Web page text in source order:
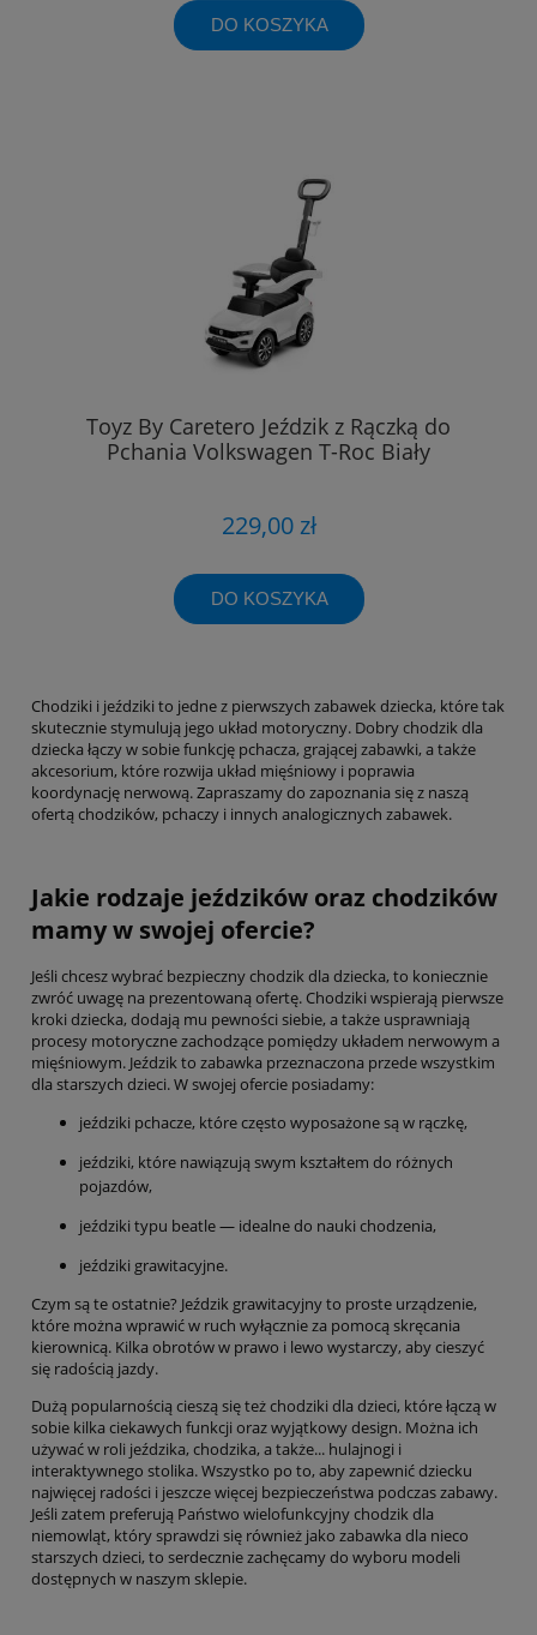
DO KOSZYKA
Toyz By Caretero Jeździk z Rączką do
Pchania Volkswagen T-Roc Biały
229,00 zł
DO KOSZYKA
Chodziki i jeździki to jedne z pierwszych zabawek dziecka, które tak
skutecznie stymulują jego układ motoryczny. Dobry chodzik dla
dziecka łączy w sobie funkcję pchacza, grającej zabawki, a także
akcesorium, które rozwija układ mięśniowy i poprawia
koordynację nerwową. Zapraszamy do zapoznania się z naszą
ofertą chodzików, pchaczy i innych analogicznych zabawek.
Jakie rodzaje jeździków oraz chodzików
mamy w swojej ofercie?
Jeśli chcesz wybrać bezpieczny chodzik dla dziecka, to koniecznie
zwróć uwagę na prezentowaną ofertę. Chodziki wspierają pierwsze
kroki dziecka, dodają mu pewności siebie, a także usprawniają
procesy motoryczne zachodzące pomiędzy układem nerwowym a
mięśniowym. Jeździk to zabawka przeznaczona przede wszystkim
dla starszych dzieci. W swojej ofercie posiadamy:
jeździki pchacze, które często wyposażone są w rączkę,
jeździki, które nawiązują swym kształtem do różnych
pojazdów,
jeździki typu beatle — idealne do nauki chodzenia,
jeździki grawitacyjne.
Czym są te ostatnie? Jeździk grawitacyjny to proste urządzenie,
które można wprawić w ruch wyłącznie za pomocą skręcania
kierownicą. Kilka obrotów w prawo i lewo wystarczy, aby cieszyć
się radością jazdy.
Dużą popularnością cieszą się też chodziki dla dzieci, które łączą w
sobie kilka ciekawych funkcji oraz wyjątkowy design. Można ich
używać w roli jeździka, chodzika, a także... hulajnogi i
interaktywnego stolika. Wszystko po to, aby zapewnić dziecku
najwięcej radości i jeszcze więcej bezpieczeństwa podczas zabawy.
Jeśli zatem preferują Państwo wielofunkcyjny chodzik dla
niemowląt, który sprawdzi się również jako zabawka dla nieco
starszych dzieci, to serdecznie zachęcamy do wyboru modeli
dostępnych w naszym sklepie.